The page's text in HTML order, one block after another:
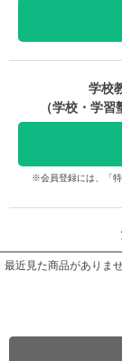
学校
（学校・学
※会員登録には、「特
最近見た商品がありませ